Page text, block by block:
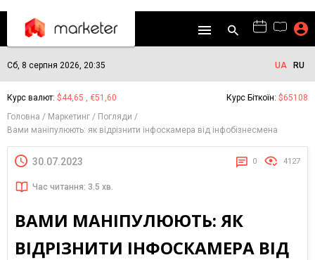
Сб, 8 серпня 2026, 20:35 UA RU
Курс валют: $44,65 , €51,60 Курс Біткоїн: $65108
Головна
Маркетинг
Погляди
Вами маніпулюють: як відрізнити інфоскамера від інфобізнесмена
30.07.2023 0 4127
Час читання: 3.5 хв.
ВАМИ МАНІПУЛЮЮТЬ: ЯК
ВІДРІЗНИТИ ІНФОСКАМЕРА ВІД